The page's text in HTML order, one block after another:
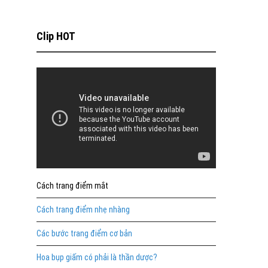
Clip HOT
Cách trang điểm mắt
Cách trang điểm nhẹ nhàng
Các bước trang điểm cơ bản
Hoa bụp giấm có phải là thần dược?